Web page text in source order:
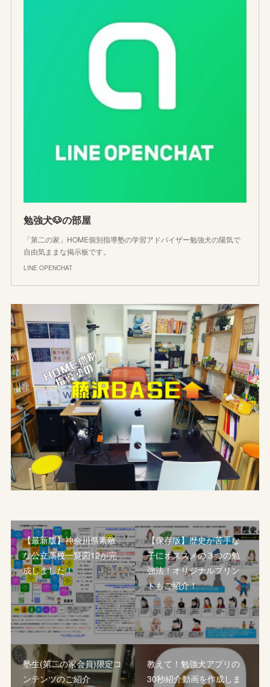
勉強犬🐶の部屋
「第二の家」HOME個別指導塾の学習アドバイザー勉強犬の陽気で
自由気ままな掲示板です。
LINE OPENCHAT
【最新版】神奈川県素敵
な公立高校一覧図12が完
成しました！
【保存版】歴史が苦手な
子にオススメの３つの勉
強法！オリジナルプリン
トもご紹介！
塾生(第二の家会員)限定コ
ンテンツのご紹介
教えて！勉強犬アプリの
30秒紹介動画を作成しま